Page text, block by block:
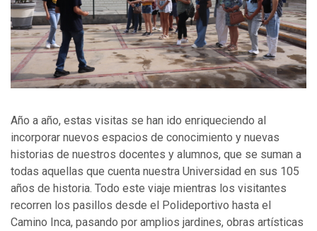
Año a año, estas visitas se han ido enriqueciendo al
incorporar nuevos espacios de conocimiento y nuevas
historias de nuestros docentes y alumnos, que se suman a
todas aquellas que cuenta nuestra Universidad en sus 105
años de historia. Todo este viaje mientras los visitantes
recorren los pasillos desde el Polideportivo hasta el
Camino Inca, pasando por amplios jardines, obras artísticas